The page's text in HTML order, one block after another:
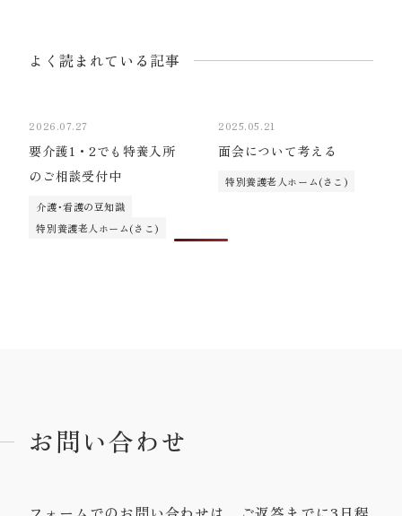
よく読まれている記事
2026.07.27
要介護1・2でも特養入所
のご相談受付中
介護･看護の豆知識
特別養護老人ホーム(さこ)
2025.05.21
面会について考える
特別養護老人ホーム(さこ)
お問い合わせ